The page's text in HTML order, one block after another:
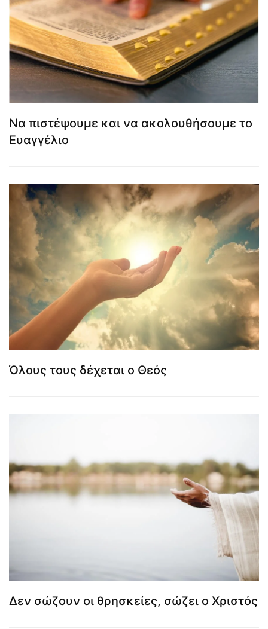
Να πιστέψουμε και να ακολουθήσουμε το
Ευαγγέλιο
Όλους τους δέχεται ο Θεός
Δεν σώζουν οι θρησκείες, σώζει ο Χριστός